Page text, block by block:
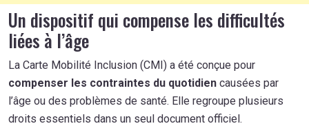
Un dispositif qui compense les difficultés
liées à l’âge
La Carte Mobilité Inclusion (CMI) a été conçue pour
compenser les contraintes du quotidien causées par
l’âge ou des problèmes de santé. Elle regroupe plusieurs
droits essentiels dans un seul document officiel.